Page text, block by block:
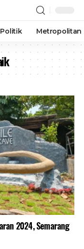
Politik Metropolitan
2024, Semarang